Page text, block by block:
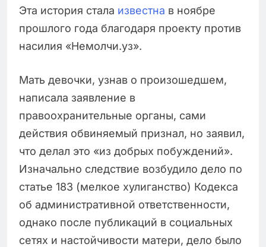
Эта история стала известна в ноябре
прошлого года благодаря проекту против
насилия «Немолчи.уз».
Мать девочки, узнав о произошедшем,
написала заявление в
правоохранительные органы, сами
действия обвиняемый признал, но заявил,
что делал это «из добрых побуждений».
Изначально следствие возбудило дело по
статье 183 (мелкое хулиганство) Кодекса
об административной ответственности,
однако после публикаций в социальных
сетях и настойчивости матери, дело было